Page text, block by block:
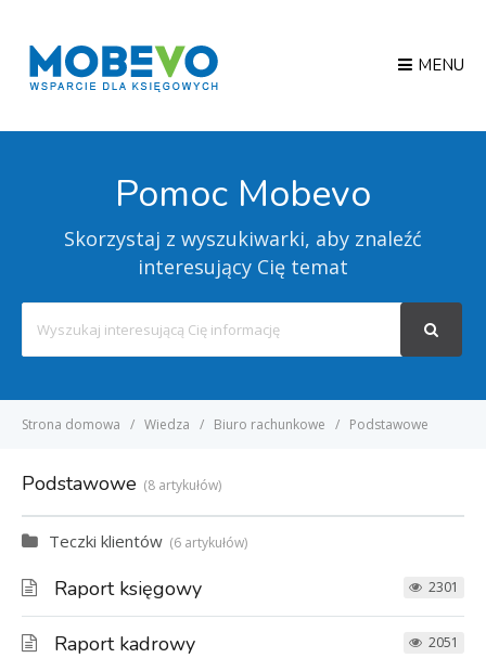
MENU
Pomoc Mobevo
Skorzystaj z wyszukiwarki, aby znaleźć
interesujący Cię temat
For
Strona domowa Wiedza Biuro rachunkowe Podstawowe
Podstawowe 8 artykułów
Teczki klientów 6 artykułów
Raport księgowy 2301
Raport kadrowy 2051